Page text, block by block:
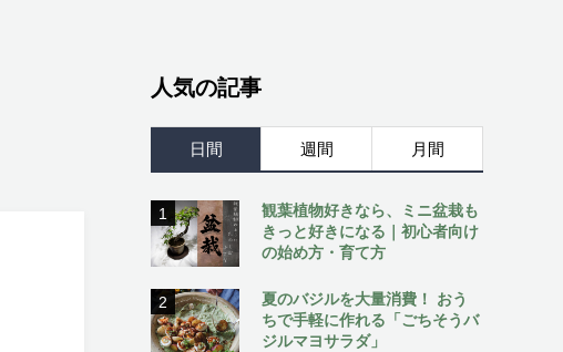
人気の記事
日間 週間 月間
1
観葉植物好きなら、ミニ盆栽も
きっと好きになる｜初心者向け
の始め方・育て方
2
夏のバジルを大量消費！ おう
ちで手軽に作れる「ごちそうバ
ジルマヨサラダ」